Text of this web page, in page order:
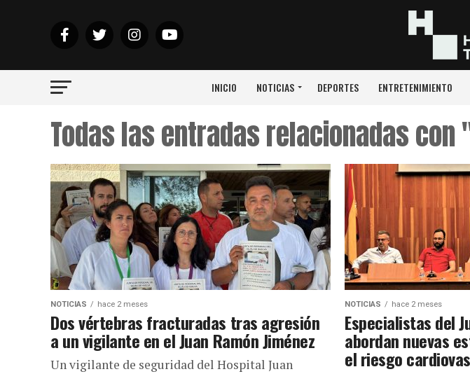
INICIO NOTICIAS DEPORTES ENTRETENIMIENTO
Todas las entradas relacionadas
NOTICIAS hace 2 meses
Dos vértebras fracturadas tras agresión
a un vigilante en el Juan Ramón Jiménez
Un vigilante de seguridad del Hospital Juan
NOTICIAS hace 2 meses
Especialistas del
abordan nuevas
el riesgo